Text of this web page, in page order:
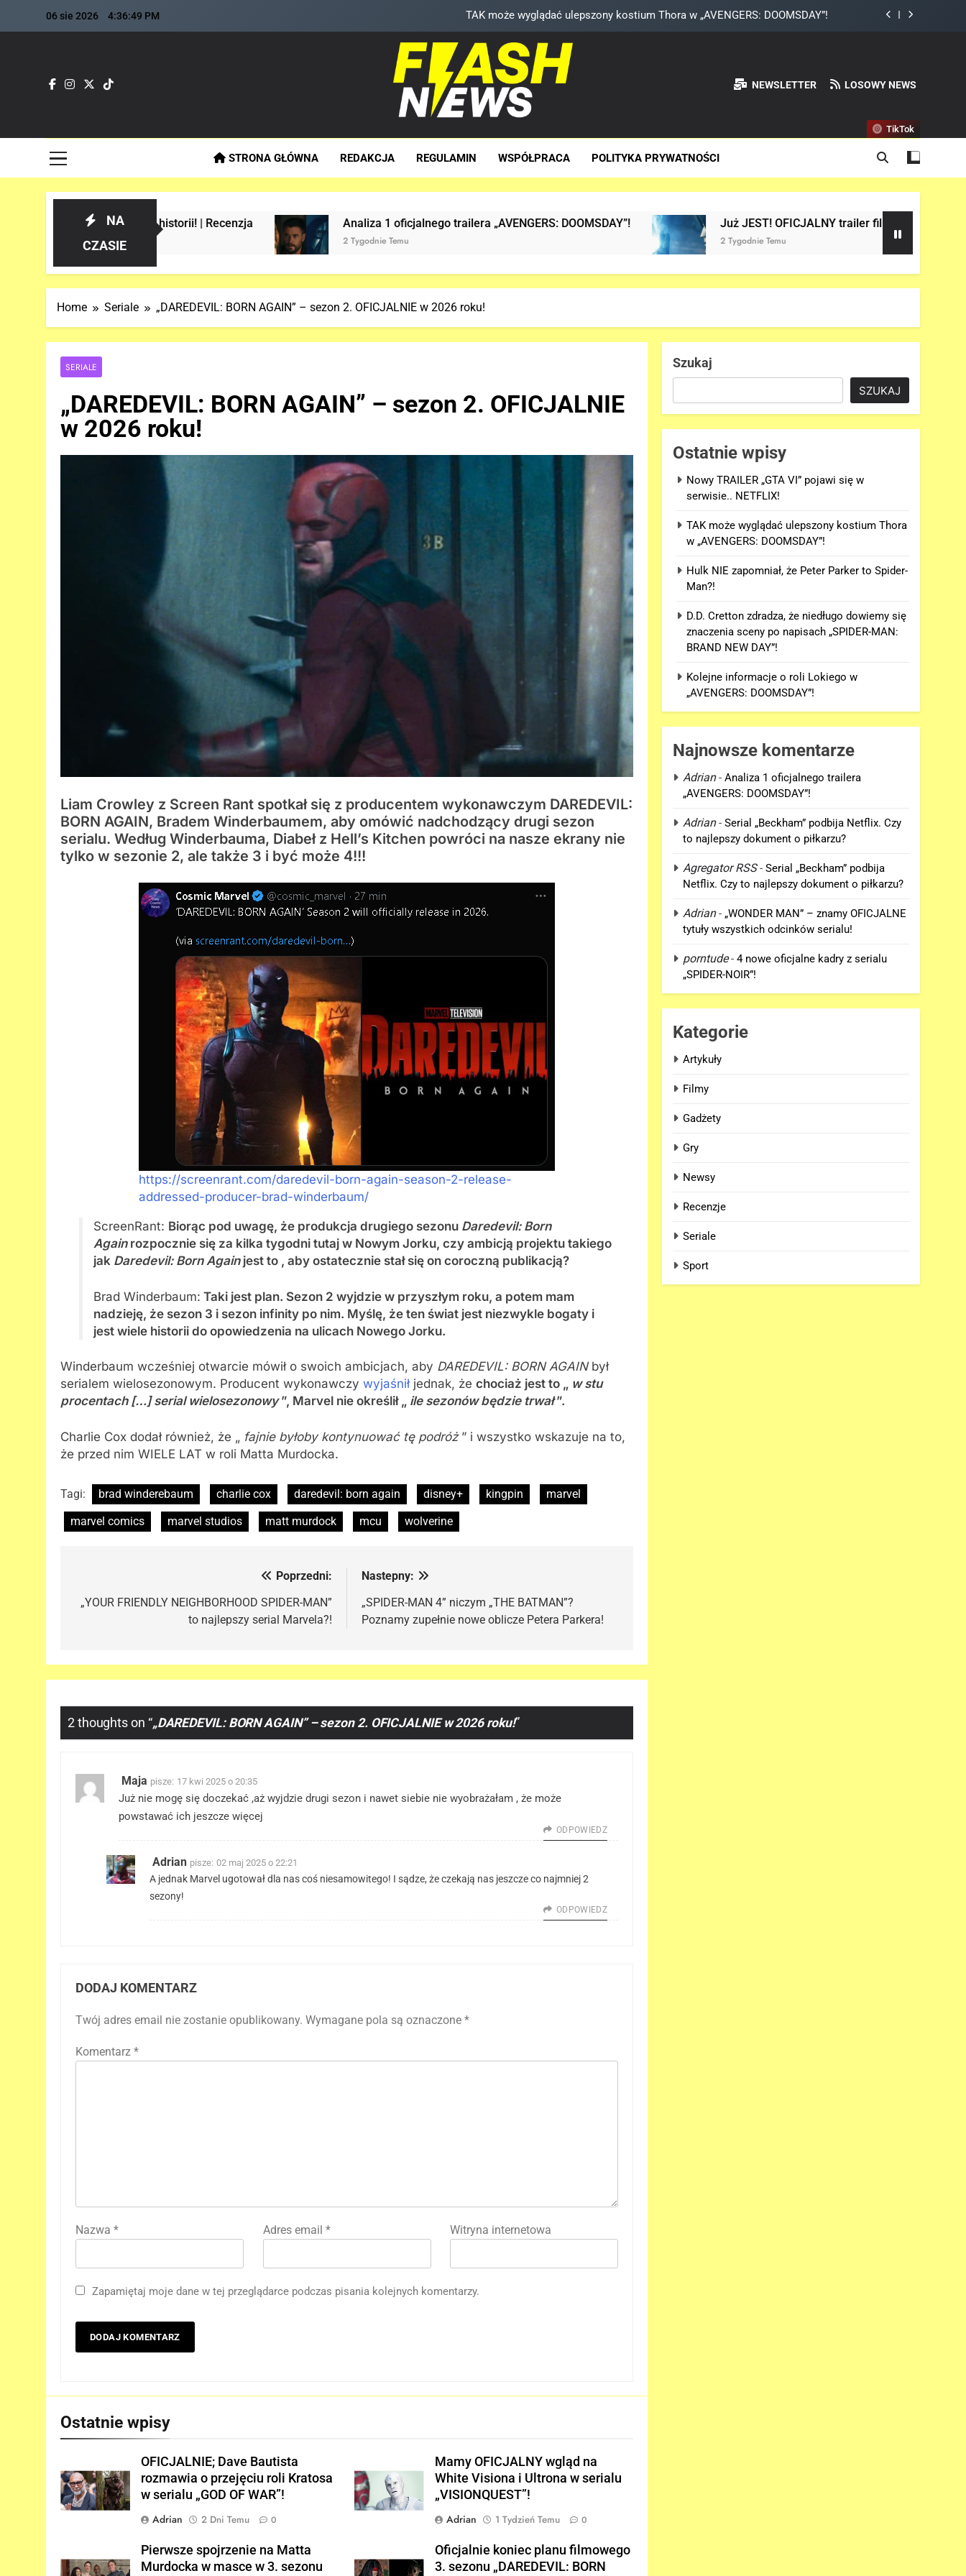
06 sie 2026 4:36:50 PM Hulk NIE zapomniał, że Peter Parker to Spider-Man?!
D.D. Cretton zdradza, że niedługo dowiemy się znaczenia sceny po napisach „SPIDER-MAN: BRAND NEW
Nowy TRAILER „GTA VI” pojawi się w serwisie.. NETFLIX!
TAK może wyglądać ulepszony kostium Thora w „AVENGERS: DOOMSDAY”!
Hulk NIE zapomniał, że Peter Parker to Spider-Man?!
Flash News
Najszybsza Dawka Newsów W Sieci
NEWSLETTER LOSOWY NEWS
STRONA GŁÓWNA REDAKCJA REGULAMIN WSPÓŁPRACA POLITYKA PRYWATNOŚCI
TikTok
NA
CZASIE
w historii! | Recenzja Analiza 1 oficjalnego trailera „AVENGERS: DOOMSDAY”!
2 Tygodnie Temu
Już JEST! OFICJALNY trailer filmu „AVENGERS: DOOMSDAY” w sieci!
2 Tygodnie Temu
Home Seriale „DAREDEVIL: BORN AGAIN” – sezon 2. OFICJALNIE w 2026 roku!
SERIALE
„DAREDEVIL: BORN AGAIN” – sezon 2. OFICJALNIE
w 2026 roku!
Liam Crowley z Screen Rant spotkał się z producentem wykonawczym DAREDEVIL:
BORN AGAIN, Bradem Winderbaumem, aby omówić nadchodzący drugi sezon
serialu. Według Winderbauma, Diabeł z Hell’s Kitchen powróci na nasze ekrany nie
tylko w sezonie 2, ale także 3 i być może 4!!!
https://screenrant.com/daredevil-born-again-season-2-release-
addressed-producer-brad-winderbaum/
ScreenRant: Biorąc pod uwagę, że produkcja drugiego sezonu Daredevil: Born
Againrozpocznie się za kilka tygodni tutaj w Nowym Jorku, czy ambicją projektu takiego
jak Daredevil: Born Againjest to , aby ostatecznie stał się on coroczną publikacją?
Brad Winderbaum: Taki jest plan. Sezon 2 wyjdzie w przyszłym roku, a potem mam
nadzieję, że sezon 3 i sezon infinity po nim. Myślę, że ten świat jest niezwykle bogaty i
jest wiele historii do opowiedzenia na ulicach Nowego Jorku.
Winderbaum wcześniej otwarcie mówił o swoich ambicjach, aby DAREDEVIL: BORN AGAINbył
serialem wielosezonowym. Producent wykonawczy wyjaśniłjednak, że chociaż jest to „ w stu
procentach […] serial wielosezonowy”, Marvel nie określił „ ile sezonów będzie trwał”.
Charlie Cox dodał również, że „ fajnie byłoby kontynuować tę podróż” i wszystko wskazuje na to,
że przed nim WIELE LAT w roli Matta Murdocka.
Tagi: brad winderebaum charlie cox daredevil: born again disney+ kingpin
marvel
marvel comics
marvel studios matt murdock mcu wolverine
wpisu
Poprzedni:
„YOUR FRIENDLY NEIGHBORHOOD SPIDER-MAN”
to najlepszy serial Marvela?!
Nastepny:
„SPIDER-MAN 4” niczym „THE BATMAN”?
Poznamy zupełnie nowe oblicze Petera Parkera!
2 thoughts on “„DAREDEVIL: BORN AGAIN” – sezon 2. OFICJALNIE w 2026 roku!”
Maja pisze: 17 kwi 2025 o 20:35
Już nie mogę się doczekać ,aż wyjdzie drugi sezon i nawet siebie nie wyobrażałam , że może
powstawać ich jeszcze więcej
ODPOWIEDZ
Adrian pisze: 02 maj 2025 o 22:21
A jednak Marvel ugotował dla nas coś niesamowitego! I sądze, że czekają nas jeszcze co najmniej 2
sezony!
ODPOWIEDZ
DODAJ KOMENTARZ
Twój adres email nie zostanie opublikowany. Wymagane pola są oznaczone *
Komentarz *
Nazwa * Adres email * Witryna internetowa
Zapamiętaj moje dane w tej przeglądarce podczas pisania kolejnych komentarzy.
Ostatnie wpisy
OFICJALNIE; Dave Bautista
rozmawia o przejęciu roli Kratosa
w serialu „GOD OF WAR”!
Adrian
2 Dni Temu 0
Mamy OFICJALNY wgląd na
White Visiona i Ultrona w serialu
„VISIONQUEST”!
Adrian
1 Tydzień Temu 0
Pierwsze spojrzenie na Matta
Murdocka w masce w 3. sezonu
Oficjalnie koniec planu filmowego
3. sezonu „DAREDEVIL: BORN
Szukaj
SZUKAJ
Ostatnie wpisy
Nowy TRAILER „GTA VI” pojawi się w
serwisie.. NETFLIX!
TAK może wyglądać ulepszony kostium Thora
w „AVENGERS: DOOMSDAY”!
Hulk NIE zapomniał, że Peter Parker to Spider-
Man?!
D.D. Cretton zdradza, że niedługo dowiemy się
znaczenia sceny po napisach „SPIDER-MAN:
BRAND NEW DAY”!
Kolejne informacje o roli Lokiego w
„AVENGERS: DOOMSDAY”!
Najnowsze komentarze
Adrian-Analiza 1 oficjalnego trailera
„AVENGERS: DOOMSDAY”!
Adrian-Serial „Beckham” podbija Netflix. Czy
to najlepszy dokument o piłkarzu?
Agregator RSS-Serial „Beckham” podbija
Netflix. Czy to najlepszy dokument o piłkarzu?
Adrian- „WONDER MAN” – znamy OFICJALNE
tytuły wszystkich odcinków serialu!
porntude-4 nowe oficjalne kadry z serialu
„SPIDER-NOIR”!
Kategorie
Artykuły
Filmy
Gadżety
Gry
Newsy
Recenzje
Seriale
Sport
5
Lokiego w „AVENGERS:
DOOMSDAY”!
FILMY
6
Trailer „AVENGERS: ENDGAME
ENCORE” nadchodzi!
Wiemy KTO stoi za
niesamowitą formą Hugh
FILMY
8
Bracia Russo gratulują
ogromnego sukcesu filmu
DAY”!
1